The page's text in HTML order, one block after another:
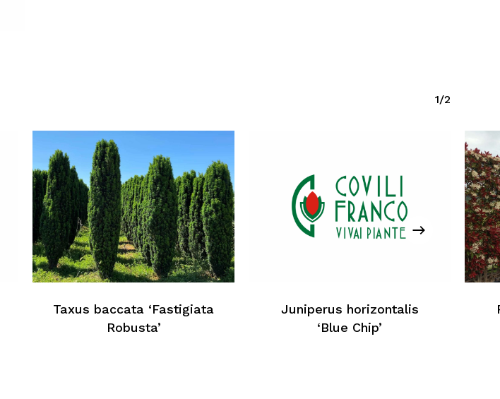
Aucun produit dans le panier
Retour À La Liste Web
1/2
Taxus baccata ‘Fastigiata
Robusta’
Juniperus horizontalis
‘Blue Chip’